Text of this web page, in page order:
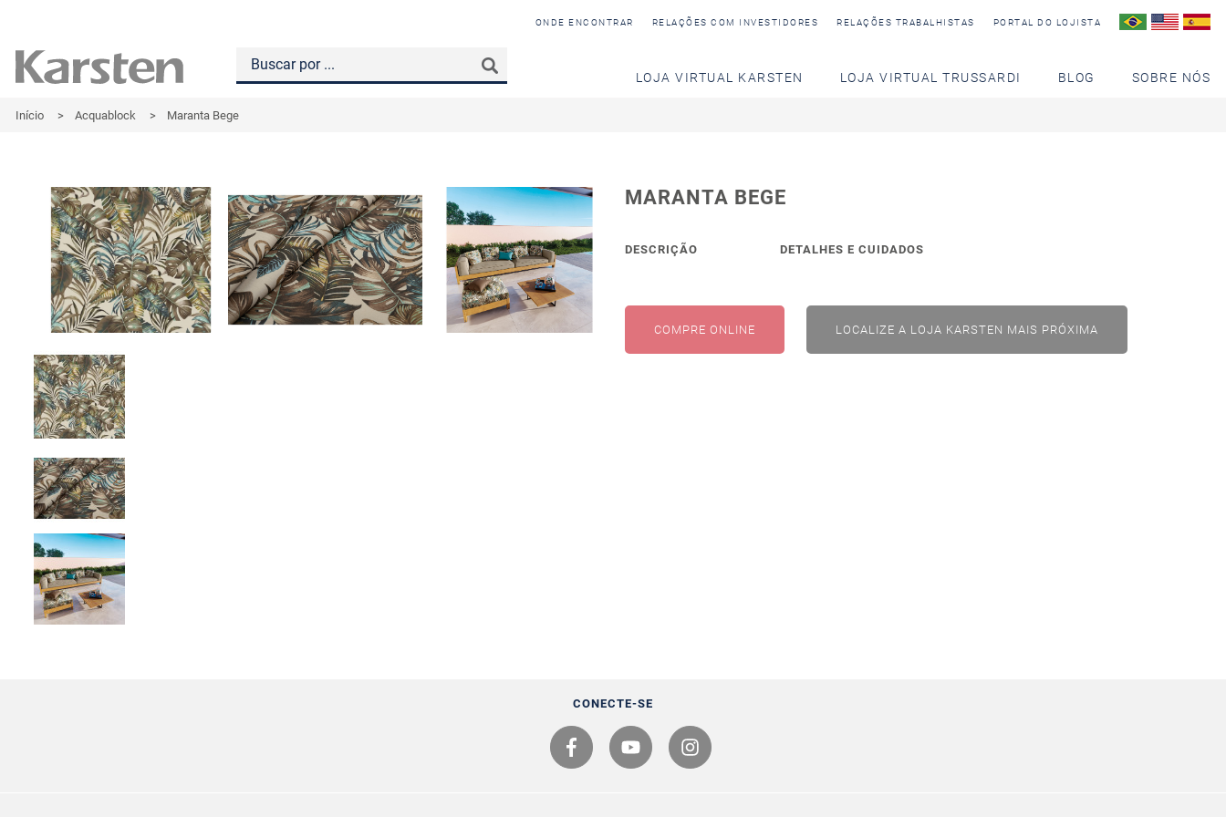
ONDE ENCONTRAR RELAÇÕES COM INVESTIDORES RELAÇÕES TRABALHISTAS PORTAL DO LOJISTA
LOJA VIRTUAL KARSTEN LOJA VIRTUAL TRUSSARDI BLOG SOBRE NÓS
Início > Acquablock > Maranta Bege
MARANTA BEGE
DESCRIÇÃO DETALHES E CUIDADOS
COMPRE ONLINE LOCALIZE A LOJA KARSTEN MAIS PRÓXIMA
CONECTE-SE